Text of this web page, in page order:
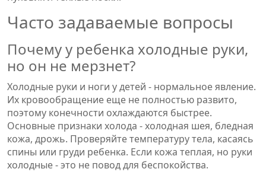
Часто задаваемые вопросы
Почему у ребенка холодные руки,
но он не мерзнет?
Холодные руки и ноги у детей - нормальное явление.
Их кровообращение еще не полностью развито,
поэтому конечности охлаждаются быстрее.
Основные признаки холода - холодная шея, бледная
кожа, дрожь. Проверяйте температуру тела, касаясь
спины или груди ребенка. Если кожа теплая, но руки
холодные - это не повод для беспокойства.